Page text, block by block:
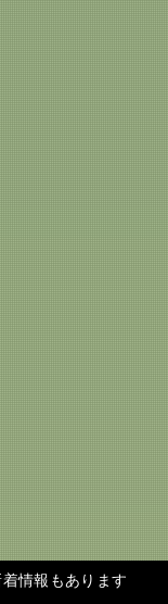
情報もあります